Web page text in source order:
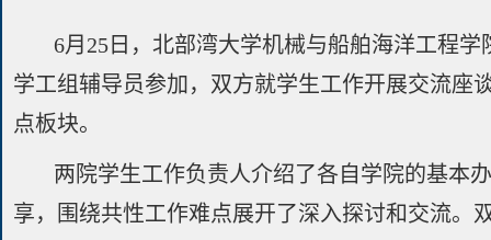
6月25日，北部湾大学机械与船舶海洋工程
学工组辅导员参加，双方就学生工作开展交流座
点板块。
两院学生工作负责人介绍了各自学院的基本
享，围绕共性工作难点展开了深入探讨和交流。